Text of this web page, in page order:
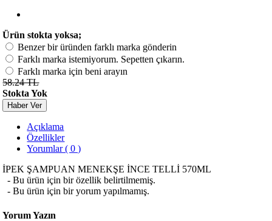
Ürün stokta yoksa;
Benzer bir üründen farklı marka gönderin
Farklı marka istemiyorum. Sepetten çıkarın.
Farklı marka için beni arayın
58.24 TL
Stokta Yok
Haber Ver
Açıklama
Özellikler
Yorumlar ( 0 )
İPEK ŞAMPUAN MENEKŞE İNCE TELLİ 570ML
- Bu ürün için bir özellik belirtilmemiş.
- Bu ürün için bir yorum yapılmamış.
Yorum Yazın